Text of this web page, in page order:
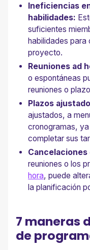
Ineficiencias
habilidades:
suficientes
habilidades para
proyecto.
Reuniones ad
o espontáneas
reuniones o
Plazos
ajustados, a
cronogramas,
completar sus
reuniones o los
hora, puede
la planificación
7 maneras
de